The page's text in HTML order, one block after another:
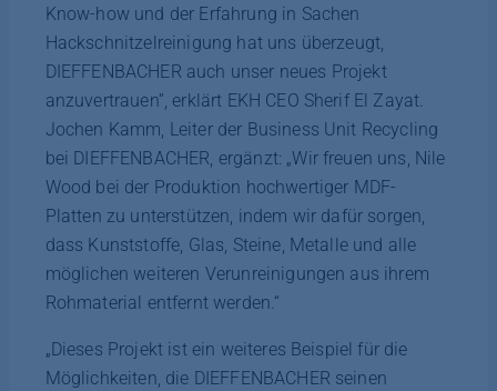
Know-how und der Erfahrung in Sachen
Hackschnitzelreinigung hat uns überzeugt,
DIEFFENBACHER auch unser neues Projekt
anzuvertrauen“, erklärt EKH CEO Sherif El Zayat.
Jochen Kamm, Leiter der Business Unit Recycling
bei DIEFFENBACHER, ergänzt: „Wir freuen uns, Nile
Wood bei der Produktion hochwertiger MDF-
Platten zu unterstützen, indem wir dafür sorgen,
dass Kunststoffe, Glas, Steine, Metalle und alle
möglichen weiteren Verunreinigungen aus ihrem
Rohmaterial entfernt werden.“
„Dieses Projekt ist ein weiteres Beispiel für die
Möglichkeiten, die DIEFFENBACHER seinen